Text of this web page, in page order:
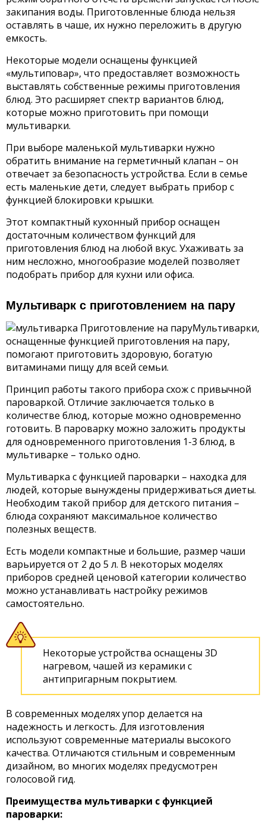
закипания воды. Приготовленные блюда нельзя
оставлять в чаше, их нужно переложить в другую
емкость.
Некоторые модели оснащены функцией
«мультиповар», что предоставляет возможность
выставлять собственные режимы приготовления
блюд. Это расширяет спектр вариантов блюд,
которые можно приготовить при помощи
мультиварки.
При выборе маленькой мультиварки нужно
обратить внимание на герметичный клапан – он
отвечает за безопасность устройства. Если в семье
есть маленькие дети, следует выбрать прибор с
функцией блокировки крышки.
Этот компактный кухонный прибор оснащен
достаточным количеством функций для
приготовления блюд на любой вкус. Ухаживать за
ним несложно, многообразие моделей позволяет
подобрать прибор для кухни или офиса.
Мультиварк с приготовлением на пару
Мультиварки,
оснащенные функцией приготовления на пару,
помогают приготовить здоровую, богатую
витаминами пищу для всей семьи.
Принцип работы такого прибора схож с привычной
пароваркой. Отличие заключается только в
количестве блюд, которые можно одновременно
готовить. В пароварку можно заложить продукты
для одновременного приготовления 1-3 блюд, в
мультиварке – только одно.
Мультиварка с функцией пароварки – находка для
людей, которые вынуждены придерживаться диеты.
Необходим такой прибор для детского питания –
блюда сохраняют максимальное количество
полезных веществ.
Есть модели компактные и большие, размер чаши
варьируется от 2 до 5 л. В некоторых моделях
приборов средней ценовой категории количество
можно устанавливать настройку режимов
самостоятельно.
Некоторые устройства оснащены 3D
нагревом, чашей из керамики с
антипригарным покрытием.
В современных моделях упор делается на
надежность и легкость. Для изготовления
используют современные материалы высокого
качества. Отличаются стильным и современным
дизайном, во многих моделях предусмотрен
голосовой гид.
Преимущества мультиварки с функцией
пароварки: